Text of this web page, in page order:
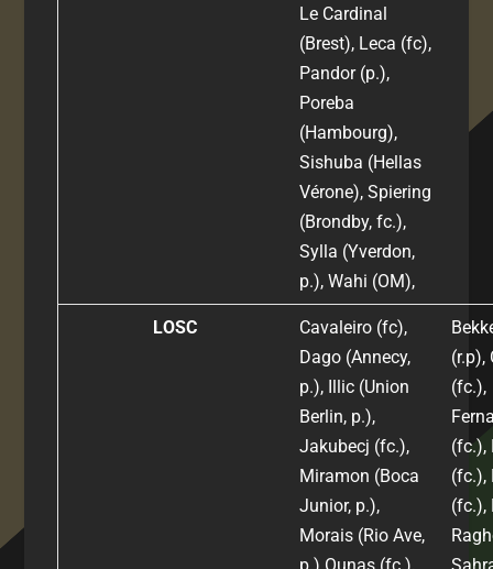
Le Cardinal
(Brest), Leca (fc),
Pandor (p.),
Poreba
(Hambourg),
Sishuba (Hellas
Vérone), Spiering
(Brondby, fc.),
Sylla (Yverdon,
p.), Wahi (OM),
LOSC
Cavaleiro (fc),
Dago (Annecy,
p.), Illic (Union
Berlin, p.),
Jakubecj (fc.),
Miramon (Boca
Junior, p.),
Morais (Rio Ave,
p.) Ounas (fc.),
(r.p),
(fc.),
(fc.),
(fc.),
(fc.),